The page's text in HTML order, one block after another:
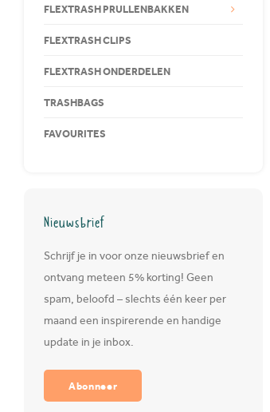
FLEXTRASH PRULLENBAKKEN
FLEXTRASH CLIPS
FLEXTRASH ONDERDELEN
TRASHBAGS
FAVOURITES
Nieuwsbrief
Schrijf je in voor onze nieuwsbrief en
ontvang meteen 5% korting! Geen
spam, beloofd – slechts één keer per
maand een inspirerende en handige
update in je inbox.
Abonneer